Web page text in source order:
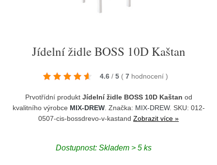
Jídelní židle BOSS 10D Kaštan
4.6 / 5 ( 7 hodnocení )
Prvotřídní produkt Jídelní židle BOSS 10D Kaštan od
kvalitního výrobce MIX-DREW. Značka: MIX-DREW. SKU: 012-
0507-cis-bossdrevo-v-kastand Zobrazit více »
Dostupnost: Skladem > 5 ks